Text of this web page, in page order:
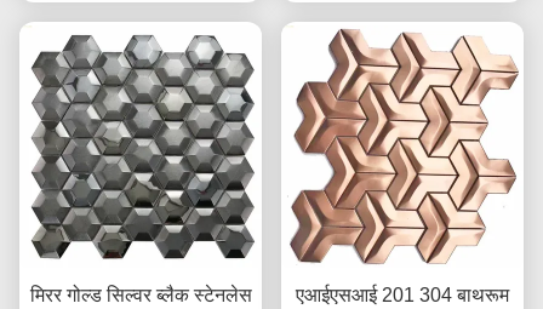
मिरर गोल्ड सिल्वर ब्लैक स्टेनलेस
एआईएसआई 201 304 बाथरूम